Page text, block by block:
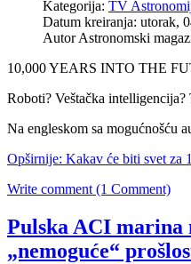
Kategorija: TV
Datum kreiranja: utorak,
AutorAstronomski
10,000 YEARS INTO THE
Roboti? Veštačka
Na engleskom sa mogućnošću
Opširnije: Kakav će biti svet za
Write comment (1 Comment)
Pulska ACI marina
„nemoguće“